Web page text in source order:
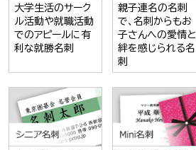
大学生活のサーク
ル活動や就職活動
でのアピールに有
利な就勝名刺
親子連名の名刺
で、名刺からもお
子さんへの愛情と
絆を感じられる名
刺